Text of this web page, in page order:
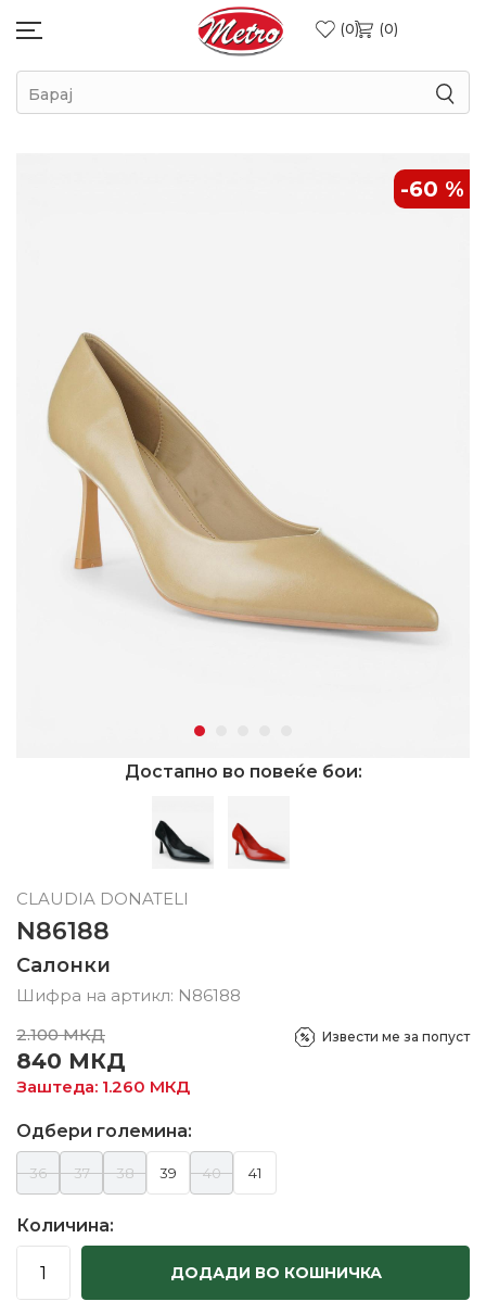
0 0
Барај
-60 %
Достапно во повеќе бои:
CLAUDIA DONATELI
N86188
Салонки
Шифра на артикл: N86188
2.100 МКД
840 МКД
Заштеда: 1.260 МКД
Извести ме за попуст
Одбери големина:
36 37 38 39 40 41
Количина:
ДОДАДИ ВО КОШНИЧКА